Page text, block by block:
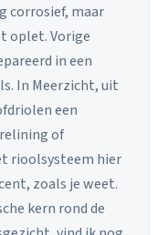
corrosief, maar
oplet. Vorige
in een
In Meerzicht, uit
een
of
rioolsysteem hier
zoals je weet.
kern rond de